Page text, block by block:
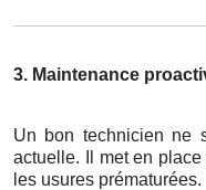
3. Maintenance
Un bon technicien ne
actuelle. Il met en
les usures prématurées.